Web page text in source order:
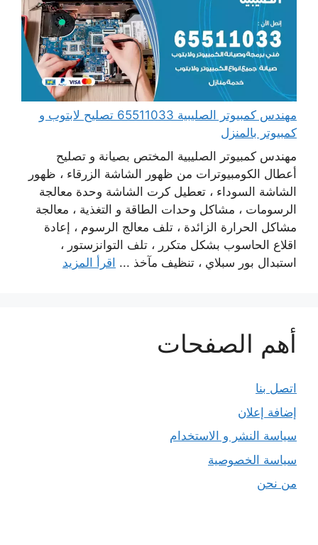
مهندس كمبيوتر الصليبية 65511033 تصليح لابتوب و
كمبيوتر بالمنزل
مهندس كمبيوتر الصليبية المختص بصيانة و تصليح
أعطال الكومبيوترات من ظهور الشاشة الزرقاء ، ظهور
الشاشة السوداء ، تعطيل كرت الشاشة وحدة معالجة
الرسومات ، مشاكل وحدات الطاقة و التغذية ، معالجة
مشاكل الحرارة الزائدة ، تلف معالج الرسوم ، إعادة
اقلاع الحاسوب بشكل متكرر ، تلف التوانزستور ،
استبدال بور سبلاي ، تنظيف مآخذ ... اقرأ المزيد
أهم الصفحات
اتصل بنا
إضافة إعلان
سياسة النشر و الاستخدام
سياسة الخصوصية
من نحن